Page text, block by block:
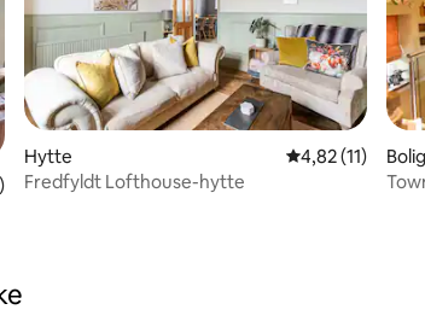
5 i gennemsnitlig bedømmelse, 20 omtaler
Hytte 4,82 ud af 5 i
4,82 (11)
Fredfyldt Lofthouse-hytte
Bolig